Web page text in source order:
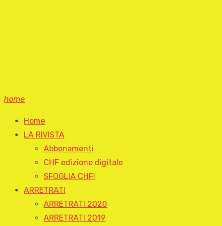
home
Home
LA RIVISTA
Abbonamenti
CHF edizione digitale
SFOGLIA CHF!
ARRETRATI
ARRETRATI 2020
ARRETRATI 2019